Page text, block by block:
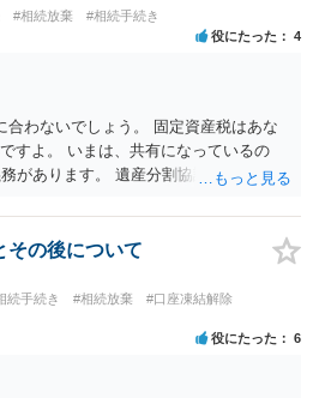
なく、質素な葬儀を行った費用であれ
承認と認められない可能性が高いの
#相続放棄 #相続手続き
役にたった 4
合わないでしょう。 固定資産税はあな
すよ。 いまは、共有になっているの
があります。 遺産分割協議をして、不
その後について
続手続き #相続放棄
#口座凍結解除
役にたった 6